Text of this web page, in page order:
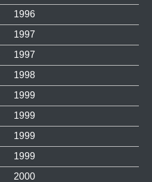
1996
1997
1997
1998
1999
1999
1999
1999
2000